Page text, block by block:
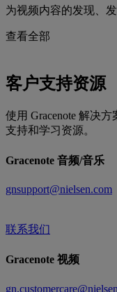
为视频内容的发现、
查看全部
客户支持资源
使用 Gracenote 解决
支持和学习资源。
Gracenote 音频/音乐
gnsupport@nielsen.com
联系我们
Gracenote 视频